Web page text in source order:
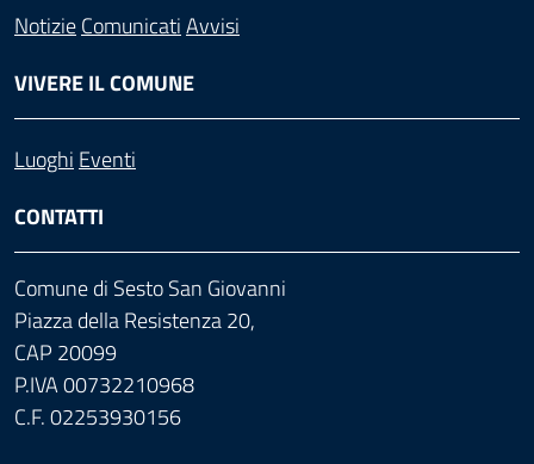
NotizieComunicatiAvvisi
VIVERE IL COMUNE
Luoghi Eventi
CONTATTI
Comune di Sesto San Giovanni
Piazza della Resistenza 20,
CAP 20099
P.IVA 00732210968
C.F. 02253930156